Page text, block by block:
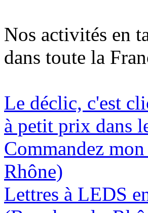
Nos activités en
dans toute la
Le déclic, c'est
à petit prix dans
Commandez
Rhône)
Lettres à LEDS